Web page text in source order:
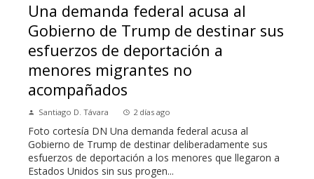
Una demanda federal acusa al
Gobierno de Trump de destinar sus
esfuerzos de deportación a
menores migrantes no
acompañados
Santiago D. Távara 2 días ago
Foto cortesía DN Una demanda federal acusa al
Gobierno de Trump de destinar deliberadamente sus
esfuerzos de deportación a los menores que llegaron a
Estados Unidos sin sus progen...